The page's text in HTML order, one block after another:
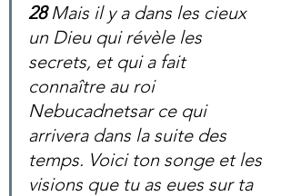
28 Mais il y a dans les cieux
un Dieu qui révèle les
secrets, et qui a fait
connaître au roi
Nebucadnetsar ce qui
arrivera dans la suite des
temps. Voici ton songe et les
visions que tu as eues sur ta